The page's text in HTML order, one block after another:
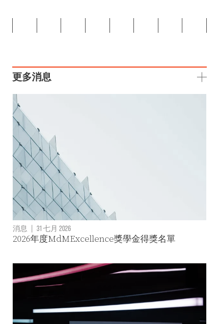
更多消息
消息 | 31 七月 2026
2026年度MdMExcellence獎學金得獎名單